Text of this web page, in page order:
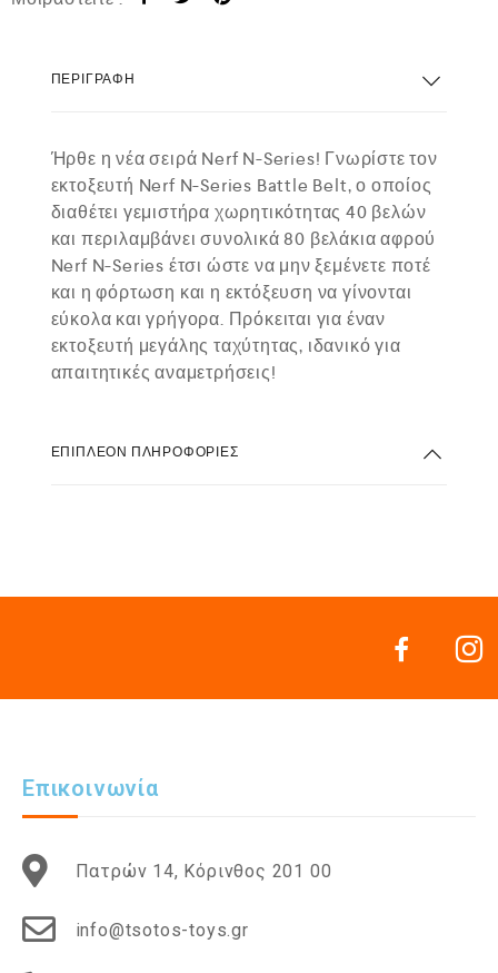
ΠΕΡΙΓΡΑΦΉ
Ήρθε η νέα σειρά Nerf N-Series! Γνωρίστε τον
εκτοξευτή Nerf N-Series Battle Belt, ο οποίος
διαθέτει γεμιστήρα χωρητικότητας 40 βελών
και περιλαμβάνει συνολικά 80 βελάκια αφρού
Nerf N-Series έτσι ώστε να μην ξεμένετε ποτέ
και η φόρτωση και η εκτόξευση να γίνονται
εύκολα και γρήγορα. Πρόκειται για έναν
εκτοξευτή μεγάλης ταχύτητας, ιδανικό για
απαιτητικές αναμετρήσεις!
ΕΠΙΠΛΈΟΝ ΠΛΗΡΟΦΟΡΊΕΣ
Επικοινωνία
Πατρών 14, Κόρινθος 201 00
info@tsotos-toys.gr